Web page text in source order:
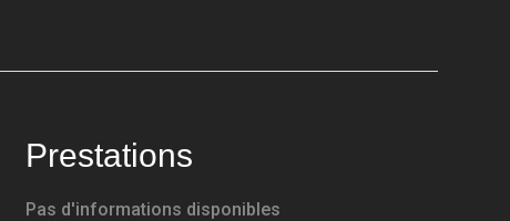
Prestations
Pas d'informations disponibles